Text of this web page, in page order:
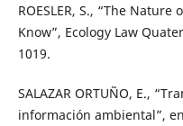
ROESLER, S., “The
Know”, Ecology Law
1019.
SALAZAR ORTUÑO, E.,
información ambiental”,